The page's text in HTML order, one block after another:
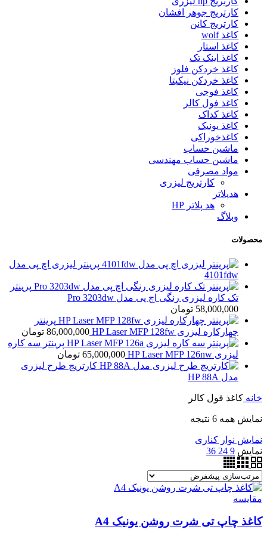
کارتریج جوهر افشان
کارتریج کانن
کاغذ wolf
کاغذ استار
کاغذ اینک تک
کاغذ خردکن فلوز
کاغذ خردکن نیکیتا
کاغذ فوجی
کاغذ فول کالر
کاغذ کداک
کاغذ یونیک
کاغذخوراکی
ماشین حساب
ماشین حساب مهندسی
مواد مصرفی
کارتریج لیزری
هدپلاتر
هد پلاتر HP
وبلاگ
محصولات
پرینتر لیزری اچ پی مدل
4101fdw
پرینتر
تک کاره لیزری رنگی اچ پی مدل Pro 3203dw
58,000,000 تومان
پرینتر
چهارکاره لیزری HP Laser MFP 128fw
86,000,000 تومان
پرینتر سه کاره
لیزری HP Laser MFP 126nw
65,000,000 تومان
کارتریج طرح لیزری
مدل HP 88A
خانه کاغذ فول کالر
نمایش همه 6 نتیجه
نمایش نوار کناری
نمایش 9
24
36
مقايسه
کاغذ چاپ تی شرت روشن یونیک A4